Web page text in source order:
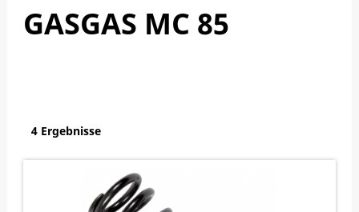
GASGAS MC 85
4 Ergebnisse